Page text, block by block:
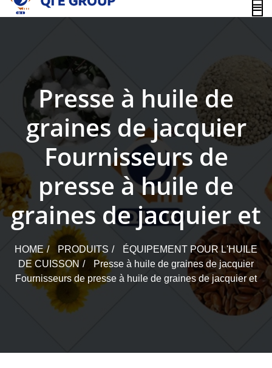
content
Presse à huile de
graines de jacquier
Fournisseurs de
presse à huile de
graines de jacquier et
HOME PRODUITS
ÉQUIPEMENT POUR L'HUILE
DE CUISSON
Presse à huile de graines de jacquier
Fournisseurs de presse à huile de graines de jacquier et